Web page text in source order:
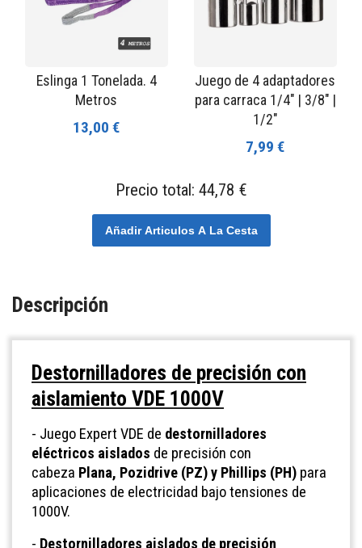
Eslinga 1 Tonelada. 4
Metros
13,00 €
Juego de 4 adaptadores
para carraca 1/4" | 3/8" |
1/2"
7,99 €
Precio total: 44,78 €
Añadir Articulos A La Cesta
Descripción
Destornilladores de precisión con
aislamiento VDE 1000V
- Juego Expert VDE de destornilladores
eléctricos aislados de precisión con
cabeza Plana, Pozidrive (PZ) y Phillips (PH) para
aplicaciones de electricidad bajo tensiones de
1000V.
- Destornilladores aislados de precisión